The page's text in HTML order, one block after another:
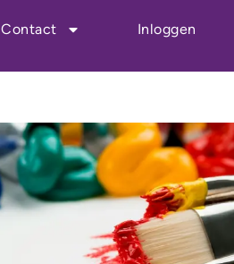
Contact Inloggen
Outlook Live